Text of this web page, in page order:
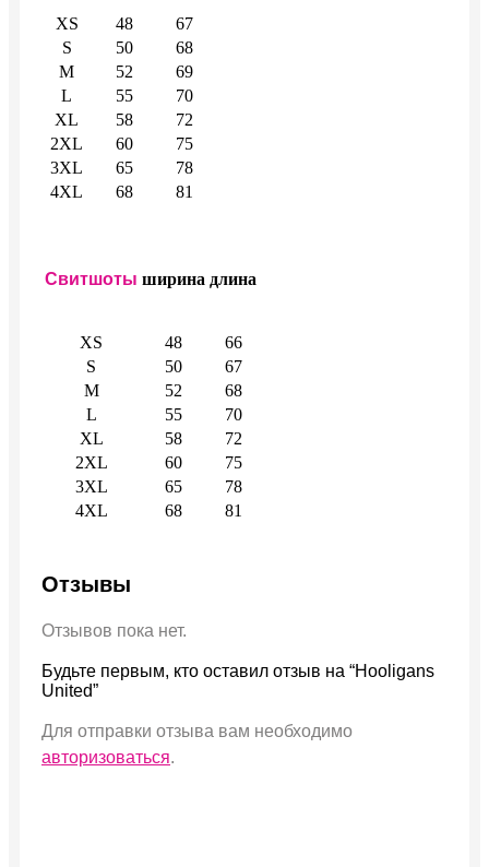
XS 48
67
S
50
68
M
52
69
L
55
70
XL
58
72
2XL
60
75
3XL
65
78
4XL
68 81
Свитшоты ширина длина
XS 48
66
S
50
67
M
52
68
L
55
70
XL
58
72
2XL
60
75
3XL
65
78
4XL
68 81
Отзывы
Отзывов пока нет.
Будьте первым, кто оставил отзыв на “Hooligans
United”
Для отправки отзыва вам необходимо
авторизоваться.